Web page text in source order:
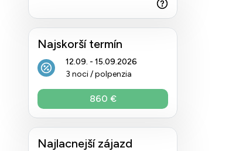
Najskorší termín
12.09. - 15.09.2026
3 noci / polpenzia
860 €
Najlacnejší zájazd